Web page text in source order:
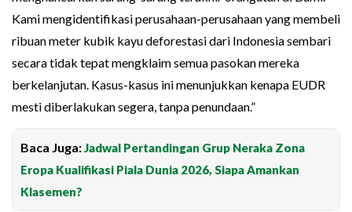
Kami mengidentifikasi perusahaan-perusahaan yang membeli
ribuan meter kubik kayu deforestasi dari Indonesia sembari
secara tidak tepat mengklaim semua pasokan mereka
berkelanjutan. Kasus-kasus ini menunjukkan kenapa EUDR
mesti diberlakukan segera, tanpa penundaan.”
Baca Juga:Jadwal Pertandingan Grup Neraka Zona
Eropa Kualifikasi Piala Dunia 2026, Siapa Amankan
Klasemen?